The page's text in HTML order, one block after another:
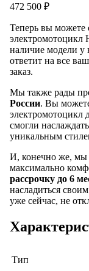
472 500 ₽
Теперь вы можете
электромотоцикл
наличие модели у
ответит на все
заказ.
Мы также рады
России. Вы
электромотоцикл
смогли
уникальным
И, конечно же, мы
максимально
рассрочку до 6
насладиться
уже сейчас, не
Тип